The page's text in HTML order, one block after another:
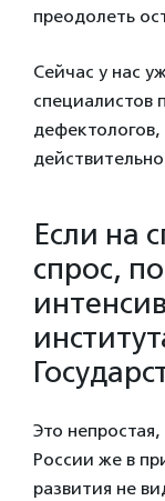
преодолеть
Сейчас у нас
специалистов
дефектологов,
Если на
спрос,
Это
России же в
развития не